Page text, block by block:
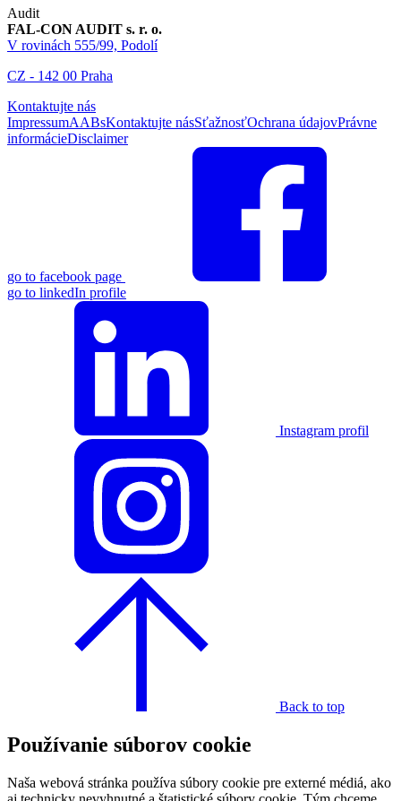
Audit
FAL-CON AUDIT s. r. o.
V rovinách 555/99, Podolí
CZ - 142 00 Praha
Kontaktujte nás
ImpressumAABsKontaktujte násSťažnosťOchrana údajovPrávne
informácieDisclaimer
go to facebook page
go to linkedIn profile
Instagram profil
Back to top
Používanie súborov cookie
Naša webová stránka používa súbory cookie pre externé médiá, ako